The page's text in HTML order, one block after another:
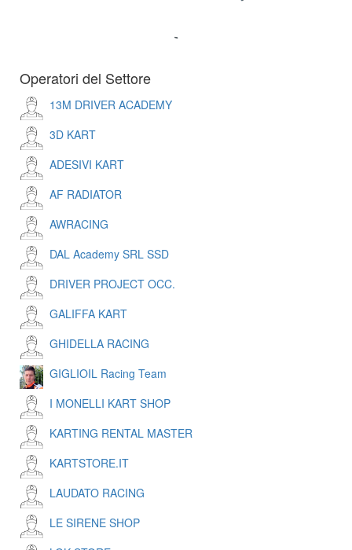
Operatori del Settore
13M DRIVER ACADEMY
3D KART
ADESIVI KART
AF RADIATOR
AWRACING
DAL Academy SRL SSD
DRIVER PROJECT OCC.
GALIFFA KART
GHIDELLA RACING
GIGLIOIL Racing Team
I MONELLI KART SHOP
KARTING RENTAL MASTER
KARTSTORE.IT
LAUDATO RACING
LE SIRENE SHOP